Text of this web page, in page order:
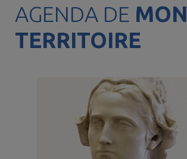
AGENDA DE MON
TERRITOIRE